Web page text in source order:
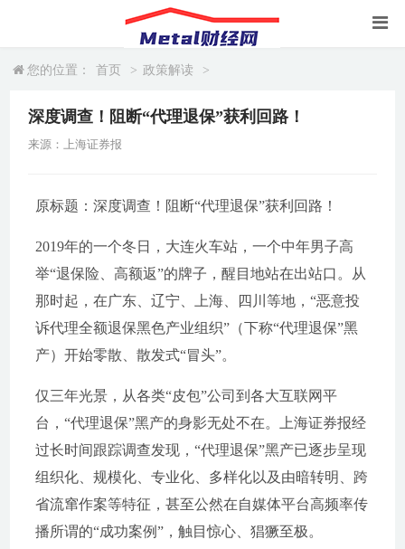
您的位置： 首页 > 政策解读 >
深度调查！阻断“代理退保”获利回路！
来源：上海证券报
原标题：深度调查！阻断“代理退保”获利回路！
2019年的一个冬日，大连火车站，一个中年男子高
举“退保险、高额返”的牌子，醒目地站在出站口。从
那时起，在广东、辽宁、上海、四川等地，“恶意投
诉代理全额退保黑色产业组织”（下称“代理退保”黑
产）开始零散、散发式“冒头”。
仅三年光景，从各类“皮包”公司到各大互联网平
台，“代理退保”黑产的身影无处不在。上海证券报经
过长时间跟踪调查发现，“代理退保”黑产已逐步呈现
组织化、规模化、专业化、多样化以及由暗转明、跨
省流窜作案等特征，甚至公然在自媒体平台高频率传
播所谓的“成功案例”，触目惊心、猖獗至极。